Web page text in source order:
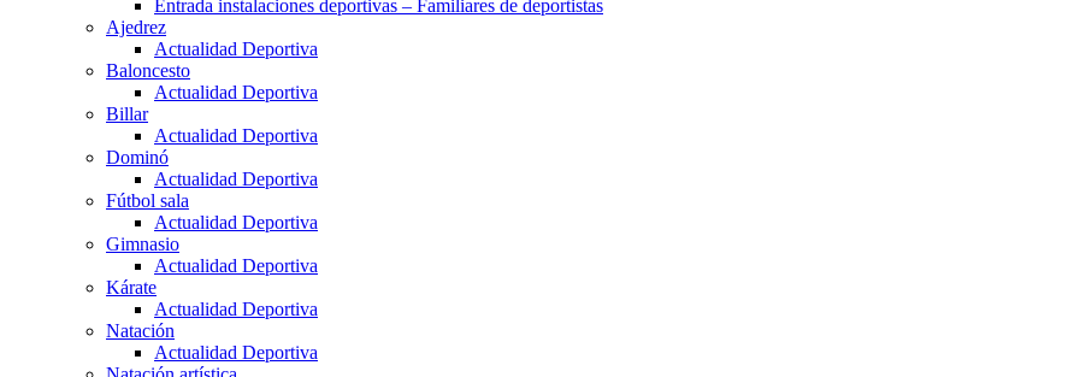
Entrada instalaciones deportivas – Familiares de deportistas
Ajedrez
Actualidad Deportiva
Baloncesto
Actualidad Deportiva
Billar
Actualidad Deportiva
Dominó
Actualidad Deportiva
Fútbol sala
Actualidad Deportiva
Gimnasio
Actualidad Deportiva
Kárate
Actualidad Deportiva
Natación
Actualidad Deportiva